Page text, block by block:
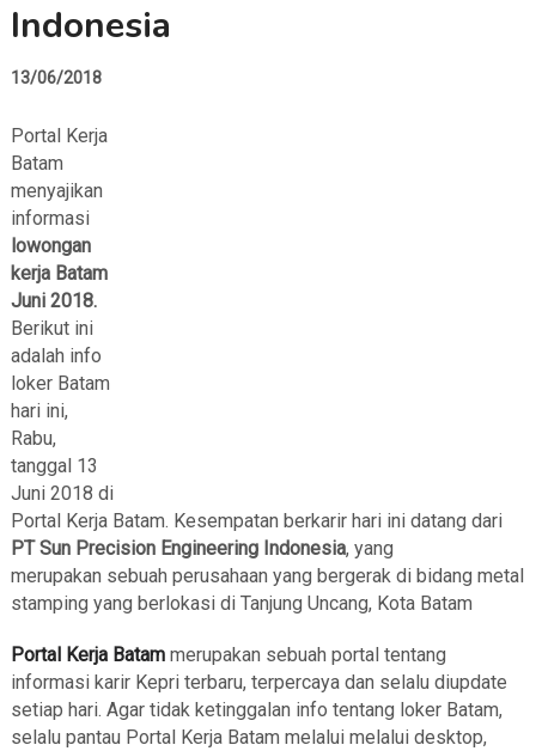
Indonesia
13/06/2018
Portal Kerja
Batam
menyajikan
informasi
lowongan
kerja Batam
Juni 2018.
Berikut ini
adalah info
loker Batam
hari ini,
Rabu,
tanggal 13
Juni 2018 di
Portal Kerja Batam. Kesempatan berkarir hari ini datang dari
PT Sun Precision Engineering Indonesia, yang
merupakan sebuah perusahaan yang bergerak di bidang metal
stamping yang berlokasi di Tanjung Uncang, Kota Batam
Portal Kerja Batammerupakan sebuah portal tentang
informasi karir Kepri terbaru, terpercaya dan selalu diupdate
setiap hari. Agar tidak ketinggalan info tentang loker Batam,
selalu pantau Portal Kerja Batam melalui melalui desktop,